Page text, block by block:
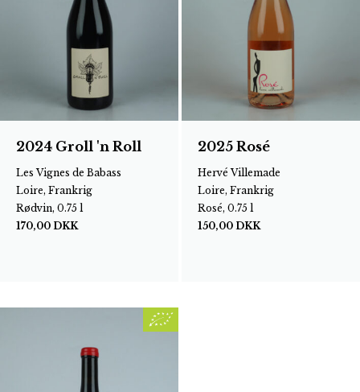
2024 Groll 'n Roll
Les Vignes de Babass
Loire, Frankrig
Rødvin, 0.75 l
170,00 DKK
2025 Rosé
Hervé Villemade
Loire, Frankrig
Rosé, 0.75 l
150,00 DKK